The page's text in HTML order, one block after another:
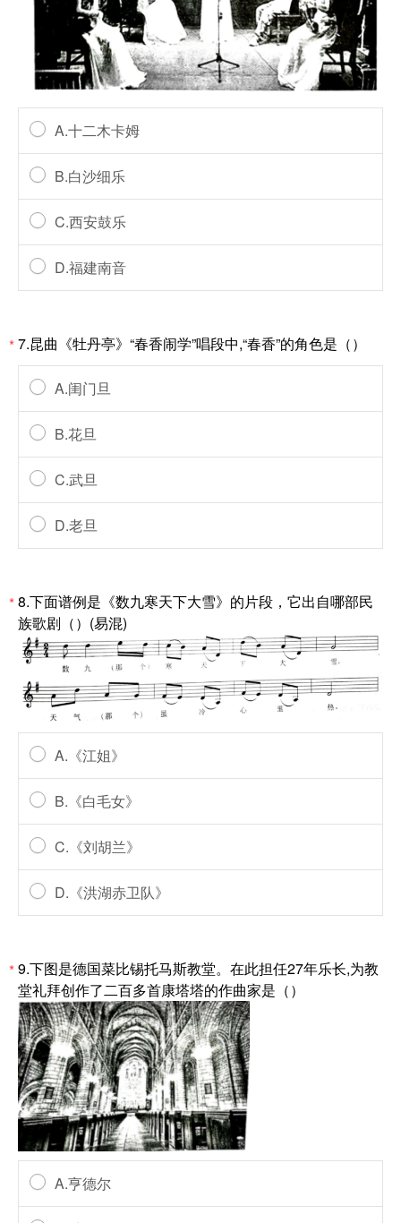
A.十二木卡姆
B.白沙细乐
C.西安鼓乐
D.福建南音
*7.昆曲《牡丹亭》“春香闹学”唱段中,“春香”的角色是（）
A.闺门旦
B.花旦
C.武旦
D.老旦
*8.下面谱例是《数九寒天下大雪》的片段，它出自哪部民
族歌剧（）(易混)
A.《江姐》
B.《白毛女》
C.《刘胡兰》
D.《洪湖赤卫队》
*9.下图是德国菜比锡托马斯教堂。在此担任27年乐长,为教
堂礼拜创作了二百多首康塔塔的作曲家是（）
A.亨德尔